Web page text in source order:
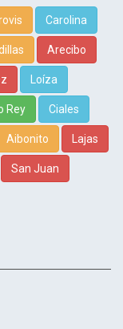
Carolina
Arecibo
Loíza
Rey Ciales
Aibonito Lajas
San Juan